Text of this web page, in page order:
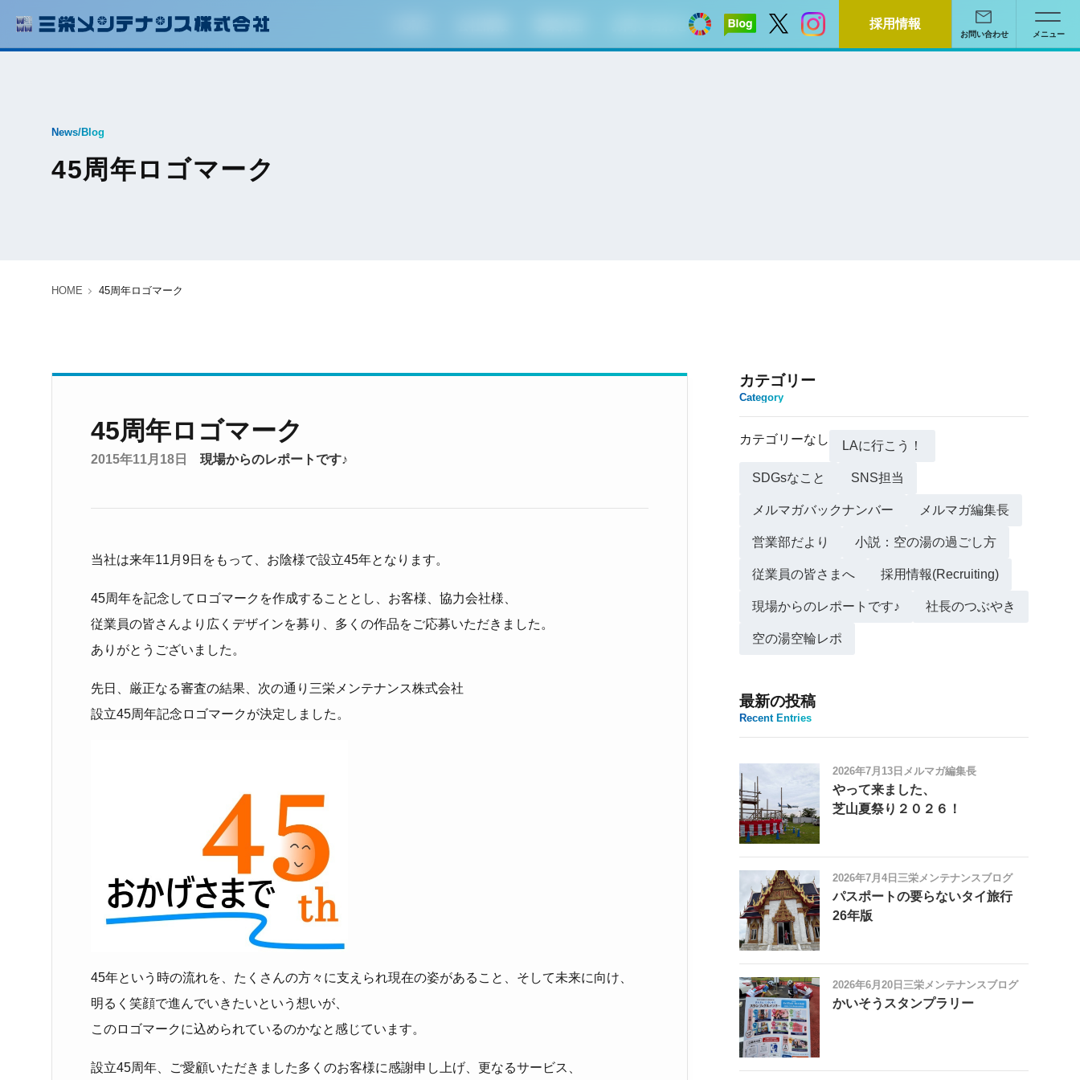
採用情報
お問い合わせ メニュー
News/Blog
45周年ロゴマーク
HOME 45周年ロゴマーク
45周年ロゴマーク
2015年11月18日 現場からのレポートです♪
当社は来年11月9日をもって、お陰様で設立45年となります。
45周年を記念してロゴマークを作成することとし、お客様、協力会社様、
従業員の皆さんより広くデザインを募り、多くの作品をご応募いただきました。
ありがとうございました。
先日、厳正なる審査の結果、次の通り三栄メンテナンス株式会社
設立45周年記念ロゴマークが決定しました。
45年という時の流れを、たくさんの方々に支えられ現在の姿があること、そして未来に向け、
明るく笑顔で進んでいきたいという想いが、
このロゴマークに込められているのかなと感じています。
設立45周年、ご愛顧いただきました多くのお客様に感謝申し上げ、更なるサービス、
カテゴリー
Category
カテゴリーなし LAに行こう！
SDGsなこと SNS担当
メルマガバックナンバー メルマガ編集長
営業部だより 小説：空の湯の過ごし方
従業員の皆さまへ 採用情報(Recruiting)
現場からのレポートです♪ 社長のつぶやき
空の湯空輪レポ
最新の投稿
Recent Entries
2026年7月13日 メルマガ編集長
やって来ました、
芝山夏祭り２０２６！
2026年7月4日 三栄メンテナンスブログ
パスポートの要らないタイ旅行
26年版
2026年6月20日 三栄メンテナンスブログ
かいそうスタンプラリー